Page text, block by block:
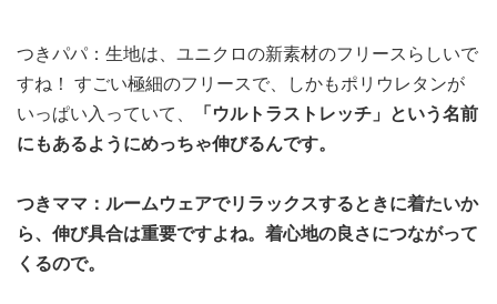
つきパパ：生地は、ユニクロの新素材のフリースらしいで
すね！ すごい極細のフリースで、しかもポリウレタンが
いっぱい入っていて、
「ウルトラストレッチ」という名前
にもあるようにめっちゃ伸びるんです。
つきママ：ルームウェアでリラックスするときに着たいか
ら、伸び具合は重要ですよね。着心地の良さにつながって
くるので。